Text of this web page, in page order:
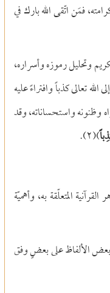
فمَن اتّقى الله بارك في
وتحليل رموزه وأسراره،
تعالى كذباً وافتراءً عليه
وظنونه واستحساناته، وقد
)(٢) .
المتعلّقة به، وأهميّة
الألفاظ على بعضٍ وفق